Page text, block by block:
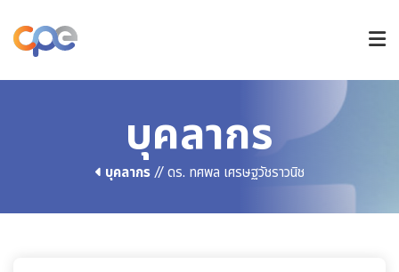
หลักสูตรบัณฑิตศึกษา
บุคลากร
บุคลากร// ดร. ทศพล เศรษฐวัชราวนิช